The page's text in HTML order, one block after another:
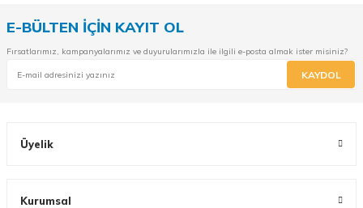
E-BÜLTEN İÇİN KAYIT OL
Fırsatlarımız, kampanyalarımız ve duyurularımızla ile ilgili e-posta almak ister misiniz?
KAYDOL
Üyelik
Kurumsal